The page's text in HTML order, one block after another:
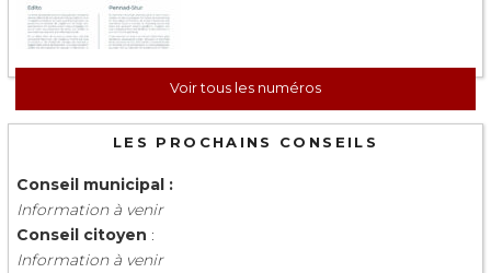
Voir tous les numéros
LES PROCHAINS CONSEILS
Conseil municipal :
Information à venir
Conseil citoyen :
Information à venir